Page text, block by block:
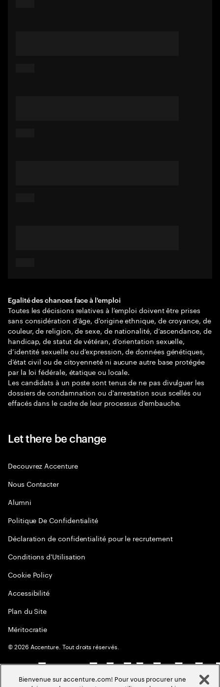
Egalité des chances face à l'emploi
Toutes les décisions relatives à l’emploi doivent être prises
sans considération d’âge, d'origine ethnique, de croyance, de
couleur, de religion, de sexe, de nationalité, d’ascendance, de
handicap, de statut de vétéran, d’orientation sexuelle,
d’identité sexuelle ou d’expression, de données génétiques,
d’état civil ou de citoyenneté ni aucune autre base protégée
par la loi fédérale, étatique ou locale.
Les candidats à un poste sont tenus de ne pas divulguer les
dossiers de condamnation ou d'arrestation sous scellés ou
effacés dans le cadre de leur processus d'embauche.
Let there be change
Decouvrez Accenture
Nous Contacter
Alumni
Politique De Confidentialité
Déclaration de confidentialité pour le recrutement
Conditions d'Utilisation
Cookie Policy
Accessibilité
Plan du Site
Méritocratie
©2026 Accenture. Tout droits réservés.
Bienvenue sur accenture.com! Pour vous procurer une